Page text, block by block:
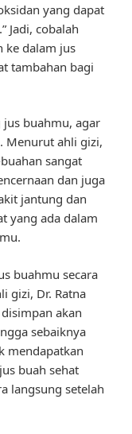
yang dapat
Jadi, cobalah
ke dalam jus
tambahan bagi
buahmu, agar
Menurut ahli gizi,
sangat
dan juga
jantung dan
yang ada dalam
buahmu secara
gizi, Dr. Ratna
akan
sebaiknya
mendapatkan
buah sehat
langsung setelah